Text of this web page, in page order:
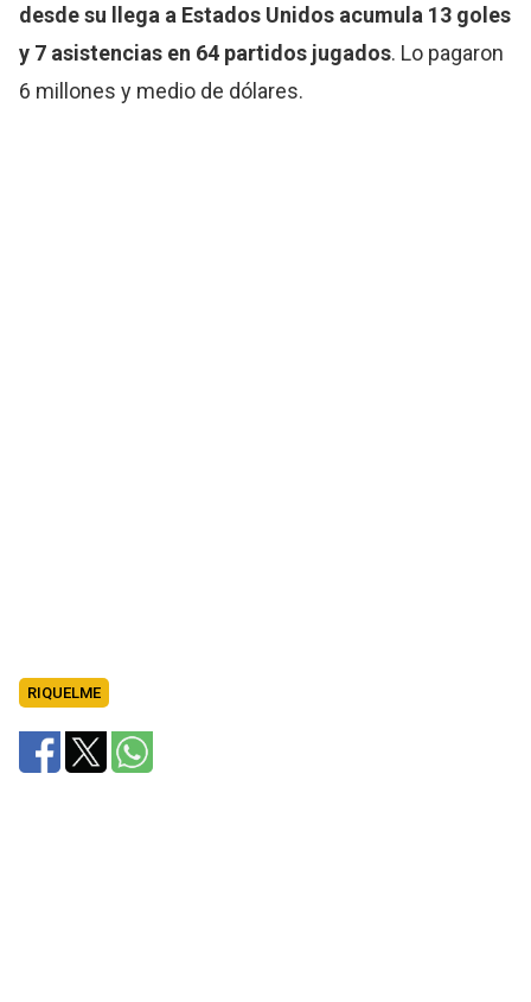
desde su llega a Estados Unidos acumula 13 goles
y 7 asistencias en 64 partidos jugados. Lo pagaron
6 millones y medio de dólares.
RIQUELME